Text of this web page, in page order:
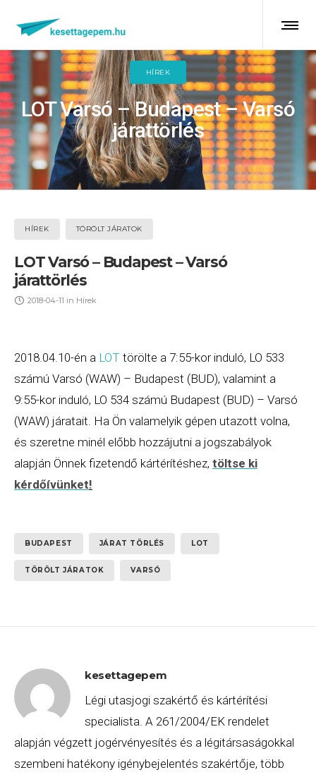
HÍREK
LOT Varsó – Budapest – Varsó
járattörlés
HÍREK TÖRÖLT JÁRATOK
LOT Varsó – Budapest – Varsó
járattörlés
2018-04-11 in Hírek
2018.04.10-én a LOT törölte a 7:55-kor induló, LO 533
számú Varsó (WAW) – Budapest (BUD), valamint a
9:55-kor induló, LO 534 számú Budapest (BUD) – Varsó
(WAW) járatait. Ha Ön valamelyik gépen utazott volna,
és szeretne minél előbb hozzájutni a jogszabályok
alapján Önnek fizetendő kártérítéshez, töltse ki
kérdőívünket!
BUDAPEST JÁRAT TÖRLÉS LOT
TÖRÖLT JÁRATOK VARSÓ
kesettagepem
Légi utasjogi szakértő és kártérítési
specialista. A 261/2004/EK rendelet
alapján végzett jogérvényesítés és a légitársaságokkal
szembeni hatékony igénybejelentés szakértője, több